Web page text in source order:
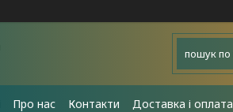
Про нас Контакти Доставка і оплата